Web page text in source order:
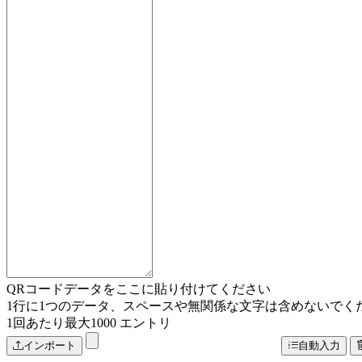
QRコードデータをここに貼り付けてください
1行に1つのデータ、スペースや無関係な文字は含めないでく
1回あたり最大1000 エントリ
インポート 自動入力